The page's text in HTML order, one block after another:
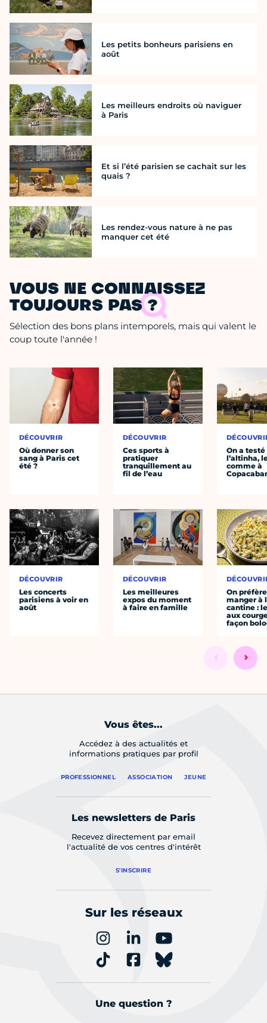
Les petits bonheurs parisiens en
août
Les meilleurs endroits où naviguer
à Paris
Et si l’été parisien se cachait sur les
quais ?
Les rendez-vous nature à ne pas
manquer cet été
VOUS NE CONNAISSEZ
TOUJOURS PAS ?
Sélection des bons plans intemporels, mais qui valent le
coup toute l'année !
DÉCOUVRIR
Où donner son
sang à Paris cet
été ?
DÉCOUVRIR
Les concerts
parisiens à voir en
août
DÉCOUVRIR
Ces sports à
pratiquer
tranquillement au
fil de l’eau
DÉCOUVRIR
Les meilleures
expos du moment
à faire en famille
On a testé
l’altinha,
comme à
On préfère
manger à
cantine :
aux
façon
Vous êtes...
Accédez à des actualités et
informations pratiques par profil
PROFESSIONNEL ASSOCIATION JEUNE
Les newsletters de Paris
Recevez directement par email
l'actualité de vos centres d'intérêt
S'INSCRIRE
Sur les réseaux
Une question ?